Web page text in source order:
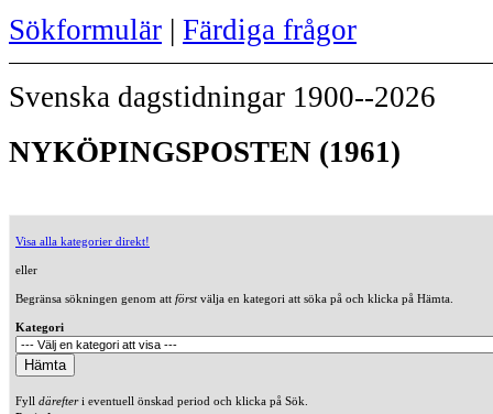
Sökformulär | Färdiga frågor
Svenska dagstidningar 1900--2026
NYKÖPINGSPOSTEN (1961)
Visa alla kategorier direkt!
eller
Begränsa sökningen genom att förstvälja en kategori att söka på och klicka på Hämta.
Kategori
Fyll därefteri eventuell önskad period och klicka på Sök.